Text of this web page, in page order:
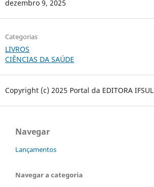
dezembro 9, 2025
Categorias
LIVROS
CIÊNCIAS DA SAÚDE
Copyright (c) 2025 Portal da EDITORA IFSUL
Navegar
Lançamentos
Navegar a categoria